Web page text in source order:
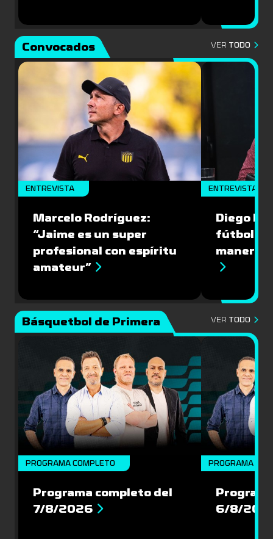
Convocados VER TODO
ENTREVISTA
Marcelo Rodríguez:
“Jaime es un super
profesional con espíritu
amateur”
ENTREVISTA
Diego
fútbol
manera
Básquetbol de Primera VER TODO
PROGRAMA COMPLETO
Programa completo del
7/8/2026
PROGRAMA
6/8/